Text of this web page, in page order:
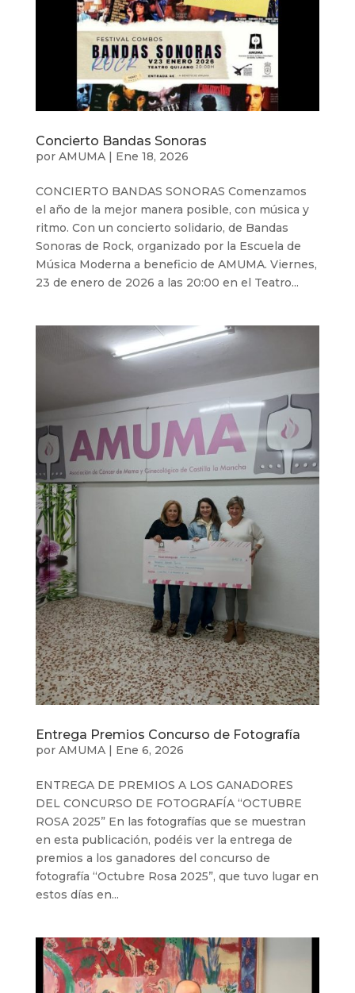
Concierto Bandas Sonoras
por AMUMA| Ene 18, 2026
CONCIERTO BANDAS SONORAS Comenzamos
el año de la mejor manera posible, con música y
ritmo. Con un concierto solidario, de Bandas
Sonoras de Rock, organizado por la Escuela de
Música Moderna a beneficio de AMUMA. Viernes,
23 de enero de 2026 a las 20:00 en el Teatro...
Entrega Premios Concurso de Fotografía
por AMUMA| Ene 6, 2026
ENTREGA DE PREMIOS A LOS GANADORES
DEL CONCURSO DE FOTOGRAFÍA “OCTUBRE
ROSA 2025” En las fotografías que se muestran
en esta publicación, podéis ver la entrega de
premios a los ganadores del concurso de
fotografía “Octubre Rosa 2025”, que tuvo lugar en
estos días en...